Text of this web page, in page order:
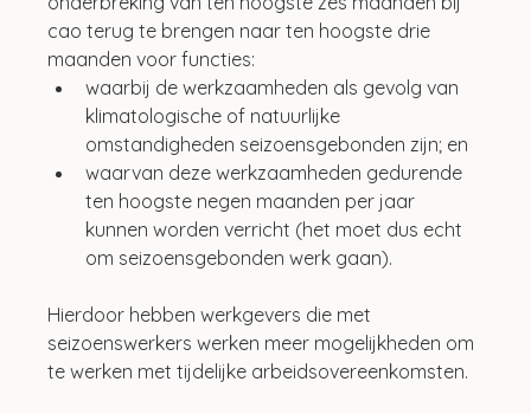
cao terug te brengen naar ten hoogste drie
maanden voor functies:
waarbij de werkzaamheden als gevolg van
klimatologische of natuurlijke
omstandigheden seizoensgebonden zijn; en
waarvan deze werkzaamheden gedurende
ten hoogste negen maanden per jaar
kunnen worden verricht (het moet dus echt
om seizoensgebonden werk gaan).
Hierdoor hebben werkgevers die met
seizoenswerkers werken meer mogelijkheden om
te werken met tijdelijke arbeidsovereenkomsten.